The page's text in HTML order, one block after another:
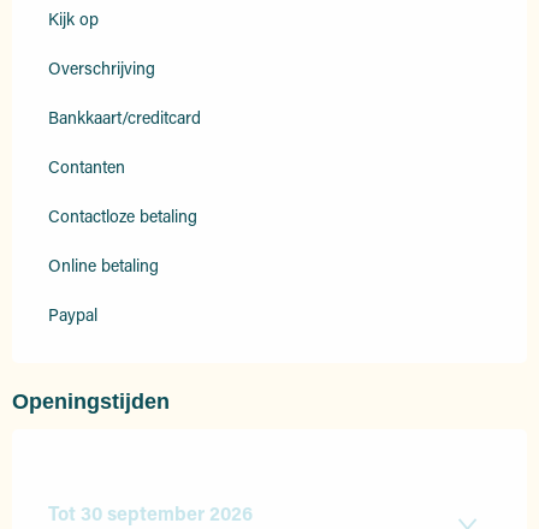
Kijk op
Overschrijving
Bankkaart/creditcard
Contanten
Contactloze betaling
Online betaling
Paypal
Openingstijden
Tot 30 september 2026